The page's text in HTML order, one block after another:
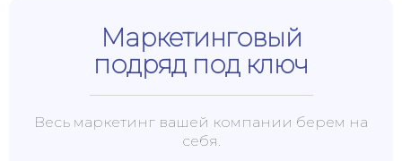
Маркетинговый
подряд под ключ
Весь маркетинг вашей компании берем на
себя.